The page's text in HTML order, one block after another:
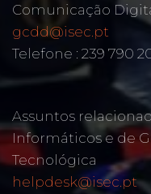
Comunicação
gcdd@isec.pt
Telefone : 239 790
Assuntos
Informáticos e de
Tecnológica
helpdesk@isec.pt